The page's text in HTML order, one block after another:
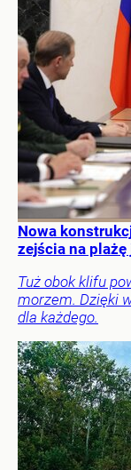
Nowa
zejścia na plażę
Tuż obok klifu
morzem. Dzięki
dla każdego.